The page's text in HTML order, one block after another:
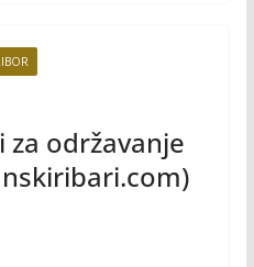
za održavanje